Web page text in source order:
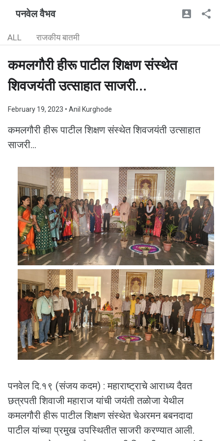
पनवेल वैभव
ALL राजकीय बातमी
कमलगौरी हीरू पाटील शिक्षण संस्थेत
शिवजयंती उत्साहात साजरी...
February 19, 2023 • Anil Kurghode
कमलगौरी हीरू पाटील शिक्षण संस्थेत शिवजयंती उत्साहात
साजरी...
पनवेल दि.१९ (संजय कदम) : महाराष्ट्राचे आराध्य दैवत
छत्रपती शिवाजी महाराज यांची जयंती तळोजा येथील
कमलगौरी हीरू पाटील शिक्षण संस्थेत चेअरमन बबनदादा
पाटील यांच्या प्रमुख उपस्थितीत साजरी करण्यात आली.